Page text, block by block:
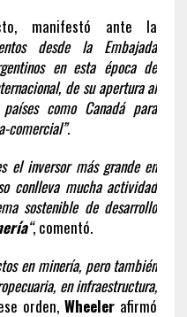
manifestó ante la
desde la Embajada
en esta época de
de su apertura al
como Canadá para
comercial”.
el inversor más grande en
conlleva mucha actividad
sostenible de desarrollo
“, comentó.
en minería, pero también
en infraestructura,
orden,Wheeler afirmó